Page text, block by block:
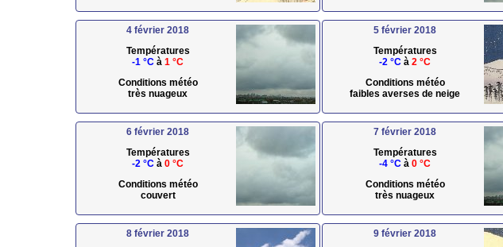
4 février 2018
Températures
-1 °C à 1 °C
Conditions météo
très nuageux
5 février 2018
Températures
-2 °C à 2 °C
Conditions météo
faibles averses de neige
6 février 2018
Températures
-2 °C à 0 °C
Conditions météo
couvert
7 février 2018
Températures
-4 °C à 0 °C
Conditions météo
très nuageux
8 février 2018
9 février 2018